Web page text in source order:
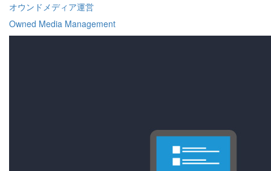
オウンドメディア運営
Owned Media Management